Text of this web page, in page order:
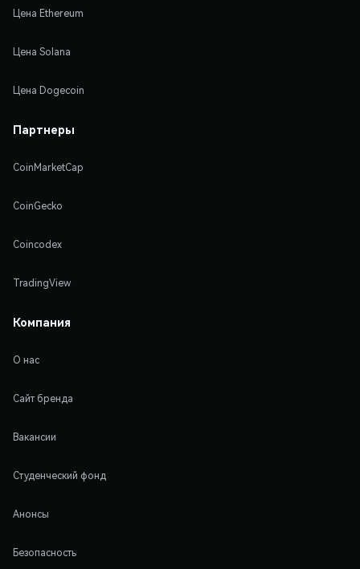
Цена Ethereum
Цена Solana
Цена Dogecoin
Партнеры
CoinMarketCap
CoinGecko
Coincodex
TradingView
Компания
О нас
Сайт бренда
Вакансии
Студенческий фонд
Анонсы
Безопасность